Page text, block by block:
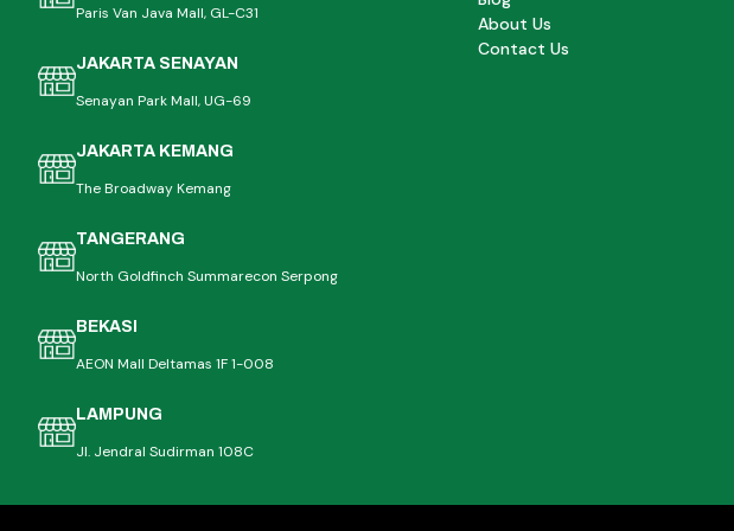
Paris Van Java Mall, GL-C31
JAKARTA SENAYAN
Senayan Park Mall, UG-69
JAKARTA KEMANG
The Broadway Kemang
TANGERANG
North Goldfinch Summarecon Serpong
BEKASI
AEON Mall Deltamas 1F 1-008
LAMPUNG
Jl. Jendral Sudirman 108C
About Us
Contact Us